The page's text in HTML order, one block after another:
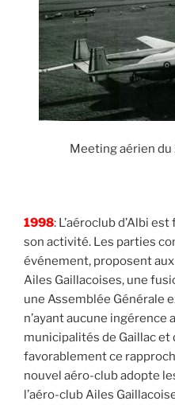
Meeting aérien
1998: L’aéroclub d’Albi
son activité. Les parties
événement, proposent
Ailes Gaillacoises, une
une Assemblée Générale
n’ayant aucune ingérence
municipalités de Gaillac et
favorablement ce
nouvel aéro-club adopte
l’aéro-club Ailes